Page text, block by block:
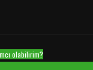
olabilirim?